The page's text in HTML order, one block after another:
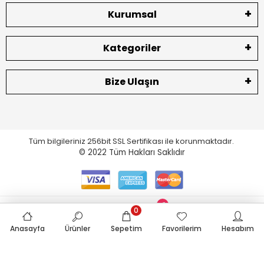
Kurumsal
Kategoriler
Bize Ulaşın
Tüm bilgileriniz 256bit SSL Sertifikası ile korunmaktadır.
© 2022 Tüm Hakları Saklıdır
Anasayfa Ürünler Sepetim
0
Favorilerim
Hesabım
eticaret.pro